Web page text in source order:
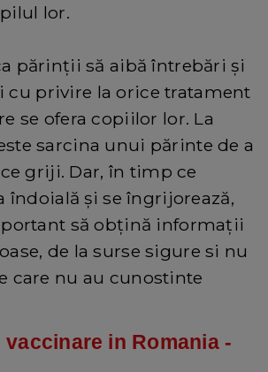
lor.
părinții să aibă întrebări și
cu privire la orice tratament
se ofera copiilor lor. La
sarcina unui părinte de a
griji. Dar, în timp ce
și se îngrijorează,
să obțină informații
de la surse sigure si nu
care nu au cunostinte
vaccinare in Romania -